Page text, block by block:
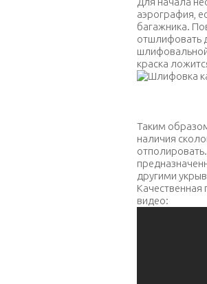
аэрография,
багажника.
отшлифовать
краска
Таким
наличия
другими
Качественная
видео: